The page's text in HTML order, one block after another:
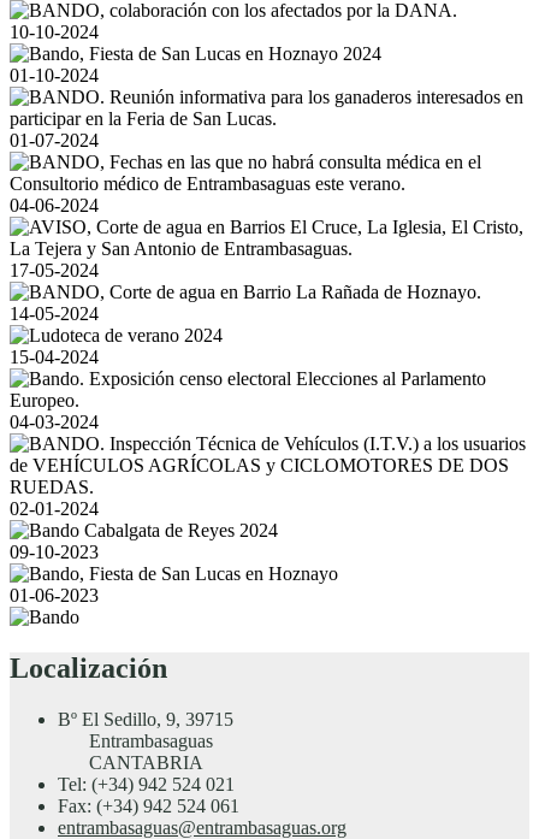
10-10-2024
01-10-2024
01-07-2024
04-06-2024
17-05-2024
14-05-2024
15-04-2024
04-03-2024
02-01-2024
09-10-2023
01-06-2023
Localización
Bº El Sedillo, 9, 39715
Entrambasaguas
CANTABRIA
Tel: (+34) 942 524 021
Fax: (+34) 942 524 061
entrambasaguas@entrambasaguas.org